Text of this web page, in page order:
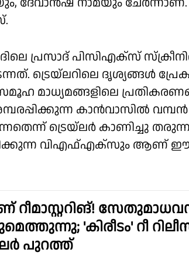
പ്രസാദ് പിസിഎക്സ്
ട്രെയ്‌ലറിലെ ദൃശ്യങ്ങൾ
മാധ്യമങ്ങളിലെ
കാൻവാസിൽ
ട്രെയ്‌ലർ കാണിച്ചു
വിഎഫ്എക്സും ആണ്
റീമാസ്റ്ററിങ്!
'കിരീടം' റീ
പുറത്ത്